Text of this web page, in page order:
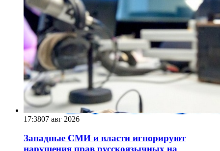
17:3807 авг 2026
Западные СМИ и власти игнорируют
нарушения прав русскоязычных на